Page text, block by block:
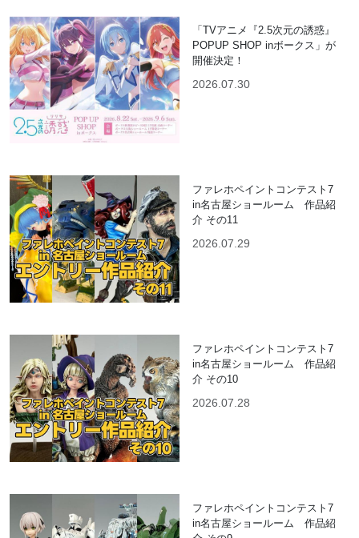
「TVアニメ『2.5次元の誘惑』
POPUP SHOP inボークス」が
開催決定！
2026.07.30
ファレホペイントコンテスト7
in名古屋ショールーム 作品紹
介 その11
2026.07.29
ファレホペイントコンテスト7
in名古屋ショールーム 作品紹
介 その10
2026.07.28
ファレホペイントコンテスト7
in名古屋ショールーム 作品紹